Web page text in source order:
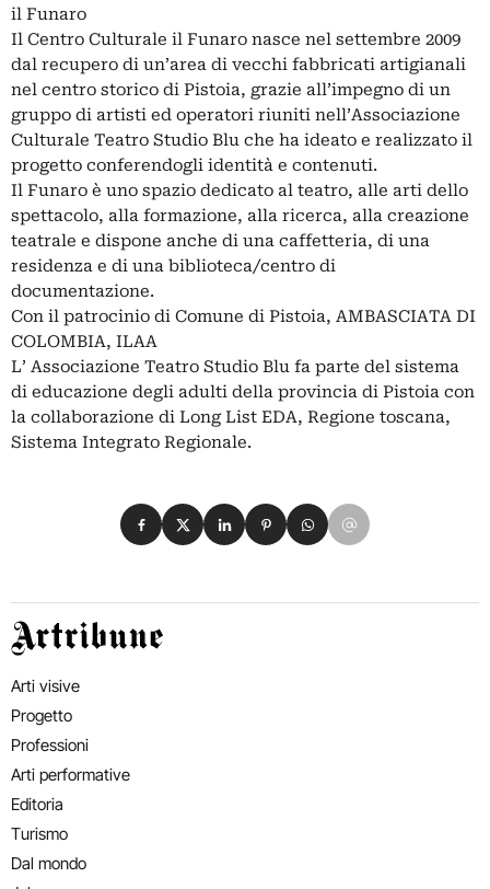
il Funaro
Il Centro Culturale il Funaro nasce nel settembre 2009
dal recupero di un’area di vecchi fabbricati artigianali
nel centro storico di Pistoia, grazie all’impegno di un
gruppo di artisti ed operatori riuniti nell’Associazione
Culturale Teatro Studio Blu che ha ideato e realizzato il
progetto conferendogli identità e contenuti.
Il Funaro è uno spazio dedicato al teatro, alle arti dello
spettacolo, alla formazione, alla ricerca, alla creazione
teatrale e dispone anche di una caffetteria, di una
residenza e di una biblioteca/centro di
documentazione.
Con il patrocinio di Comune di Pistoia, AMBASCIATA DI
COLOMBIA, ILAA
L’ Associazione Teatro Studio Blu fa parte del sistema
di educazione degli adulti della provincia di Pistoia con
la collaborazione di Long List EDA, Regione toscana,
Sistema Integrato Regionale.
Condividi su Facebook
Condividi su X
Condividi su LinkedIn
Condividi su Pinterest
Condividi su WhatsApp
Condividi su Email
Artribune
Arti visive
Progetto
Professioni
Arti performative
Editoria
Turismo
Dal mondo